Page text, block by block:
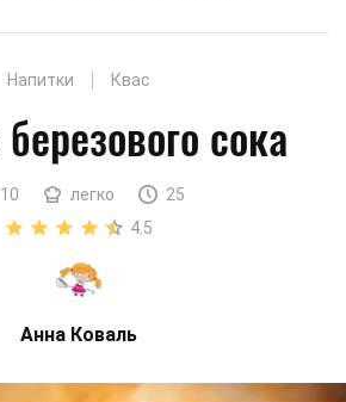
Напитки Квас
сока
10 легко
25
4.5
Анна Коваль